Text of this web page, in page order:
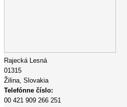
Rajecká Lesná
01315
Žilina, Slovakia
Telefónne číslo:
00 421 909 266 251